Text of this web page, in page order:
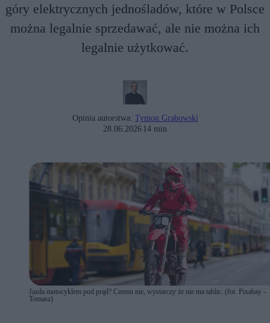
góry elektrycznych jednośladów, które w Polsce
można legalnie sprzedawać, ale nie można ich
legalnie użytkować.
Opinia autorstwa: Tymon Grabowski
28.06.2026 14 min
Jazda motocyklem pod prąd? Czemu nie, wystarczy że nie ma tablic. (fot. Pixabay -
Tomasz)